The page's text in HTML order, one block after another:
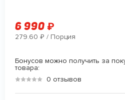
6 990 ₽
279.60 ₽ / Порция
Бонусов можно получить за
товара:
0 отзывов